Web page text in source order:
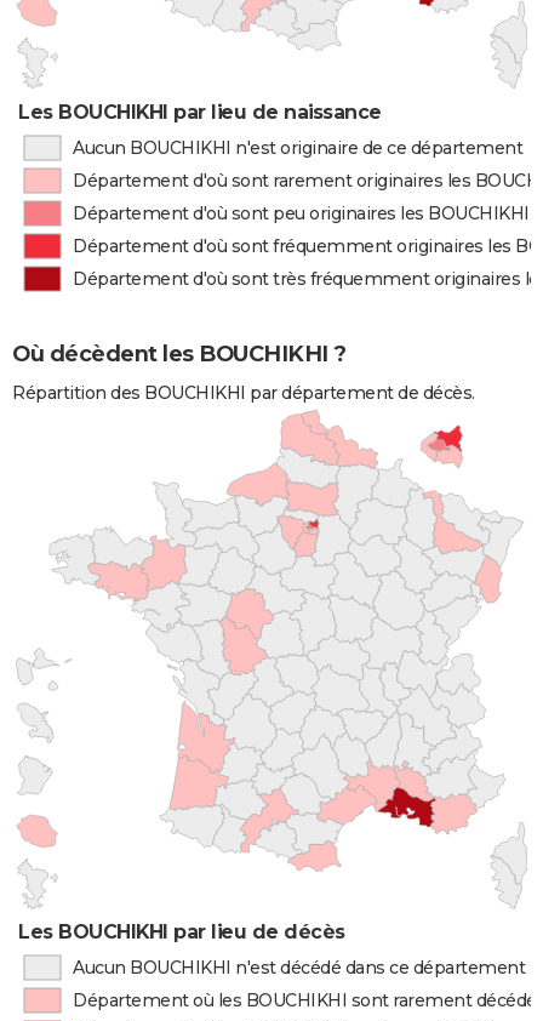
Les BOUCHIKHI par lieu de naissance
Aucun BOUCHIKHI n'est originaire de ce département
Département d'où sont rarement originaires les
Département d'où sont peu originaires les BOUCHIKHI
Département d'où sont fréquemment originaires les
Département d'où sont très fréquemment originaires
Où décèdent les BOUCHIKHI ?
Répartition des BOUCHIKHI par département de décès.
Les BOUCHIKHI par lieu de décès
Aucun BOUCHIKHI n'est décédé dans ce département
Département où les BOUCHIKHI sont rarement